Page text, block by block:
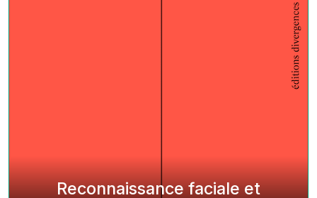
Reconnaissance faciale et